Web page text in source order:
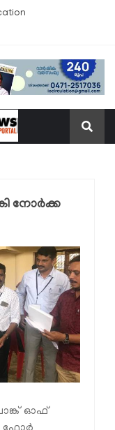
നോര്‍ക്ക
ഓഫ്